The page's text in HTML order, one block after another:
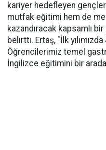
kariyer hedefleyen
mutfak eğitimi hem de
kazandıracak kapsamlı bir
belirtti. Ertaş, "İlk
Öğrencilerimiz temel
İngilizce eğitimini bir